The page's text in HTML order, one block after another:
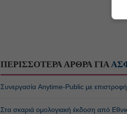
ΠΕΡΙΣΣΟΤΕΡΑ ΑΡΘΡΑ ΓΙΑ
Συνεργασία Anytime-Public με
Στα σκαριά ομολογιακή έκδοση από